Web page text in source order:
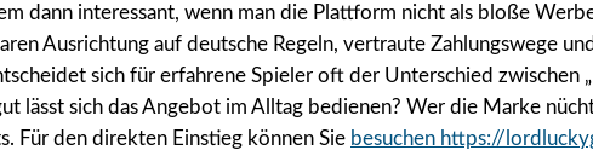
dann interessant, wenn man die Plattform nicht als bloße
Ausrichtung auf deutsche Regeln, vertraute Zahlungswege
sich für erfahrene Spieler oft der Unterschied zwischen
lässt sich das Angebot im Alltag bedienen? Wer die Marke
Für den direkten Einstieg können Sie besuchen https://